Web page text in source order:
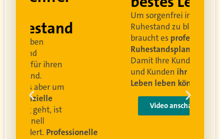
Um sorgenfrei in den
Ruhestand zu blicken,
professionelle
Ruhestandsplanung.
Damit Ihre Kundinnen
ihr bestes
Leben leben können
Video anschauen